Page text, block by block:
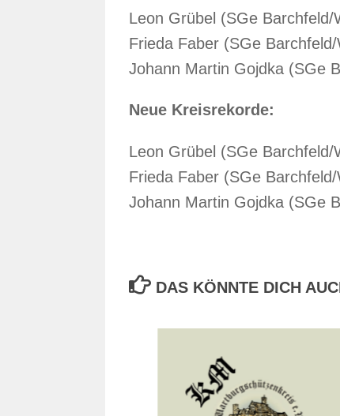
Leon Grübel (SGe
Frieda Faber (SGe
Johann Martin Gojdka (SGe
Neue Kreisrekorde:
Leon Grübel (SGe
Frieda Faber (SGe
Johann Martin Gojdka (SGe
DAS KÖNNTE DICH